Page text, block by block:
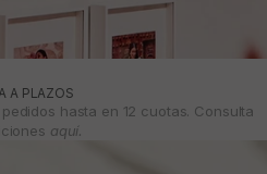
A PLAZOS
hasta en 12 cuotas. Consulta
aquí.